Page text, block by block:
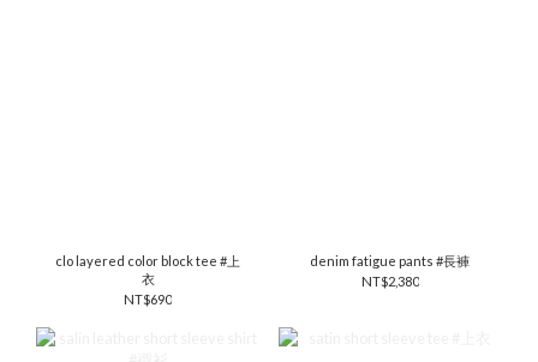
clo layered color block tee #上
衣
NT$690
denim fatigue pants #長褲
NT$2,380